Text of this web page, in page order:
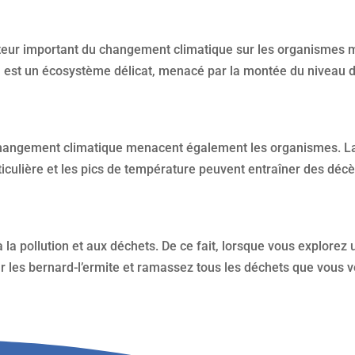
important du changement climatique sur les organismes
un écosystème délicat, menacé par la montée du niveau
climatique menacent également les organismes.
et les pics de température peuvent entraîner des
pollution et aux déchets. De ce fait, lorsque vous explorez
bernard-l’ermite et ramassez tous les déchets que vous